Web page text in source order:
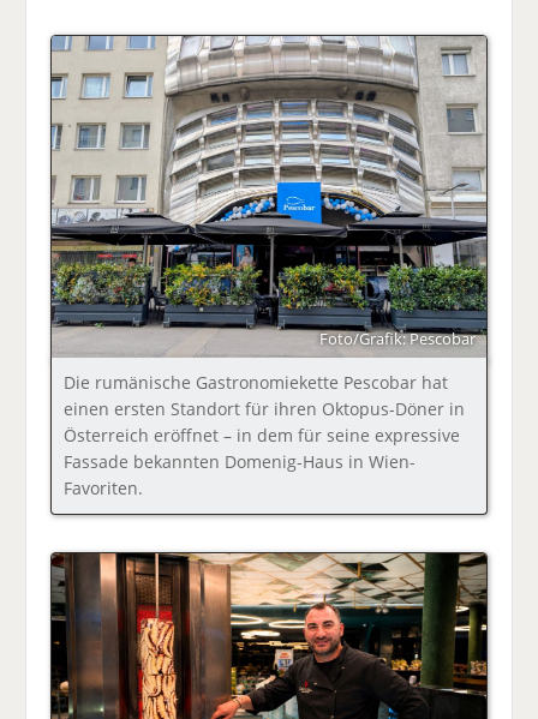
Foto/Grafik: Pescobar
Die rumänische Gastronomiekette Pescobar hat
einen ersten Standort für ihren Oktopus-Döner in
Österreich eröffnet – in dem für seine expressive
Fassade bekannten Domenig-Haus in Wien-
Favoriten.